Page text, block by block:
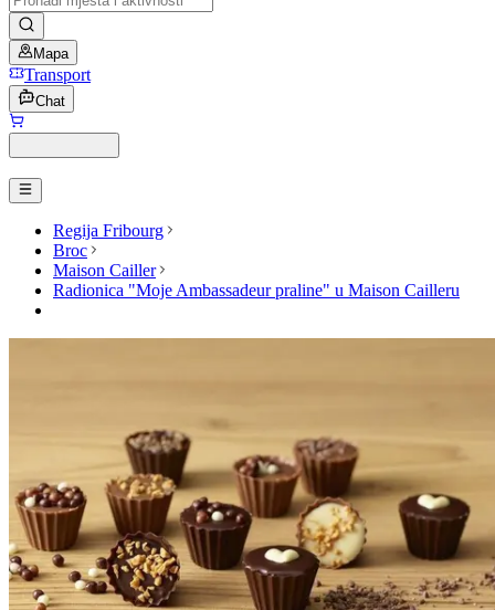
Mapa
Transport
Chat
Regija Fribourg
Broc
Maison Cailler
Radionica "Moje Ambassadeur praline" u Maison Cailleru